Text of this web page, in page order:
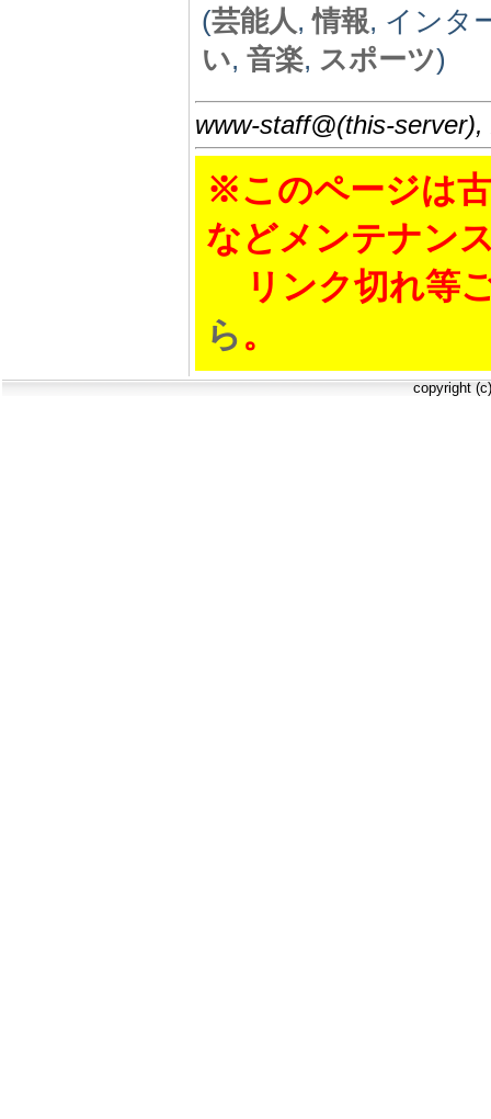
(芸能人,情報, インタ
い, 音楽, スポーツ)
www-staff@(this-
※このページは
などメンテナン
リンク切れ等
ら。
copyright